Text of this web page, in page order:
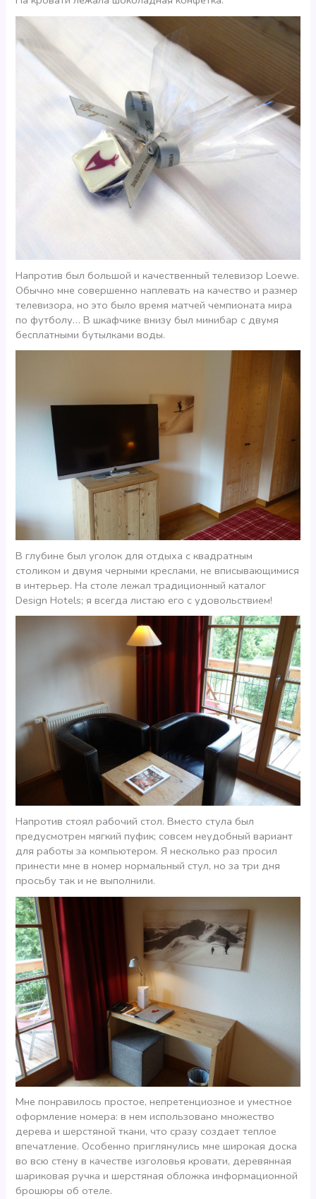
Напротив был большой и качественный телевизор Loewe.
Обычно мне совершенно наплевать на качество и размер
телевизора, но это было время матчей чемпионата мира
по футболу… В шкафчике внизу был минибар с двумя
бесплатными бутылками воды.
В глубине был уголок для отдыха с квадратным
столиком и двумя черными креслами, не вписывающимися
в интерьер. На столе лежал традиционный каталог
Design Hotels; я всегда листаю его с удовольствием!
Напротив стоял рабочий стол. Вместо стула был
предусмотрен мягкий пуфик; совсем неудобный вариант
для работы за компьютером. Я несколько раз просил
принести мне в номер нормальный стул, но за три дня
просьбу так и не выполнили.
Мне понравилось простое, непретенциозное и уместное
оформление номера: в нем использовано множество
дерева и шерстяной ткани, что сразу создает теплое
впечатление. Особенно приглянулись мне широкая доска
во всю стену в качестве изголовья кровати, деревянная
шариковая ручка и шерстяная обложка информационной
брошюры об отеле.